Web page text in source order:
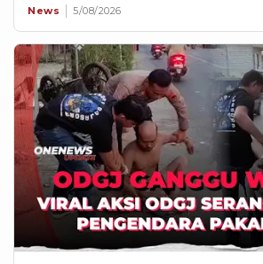
News 5/08/2026